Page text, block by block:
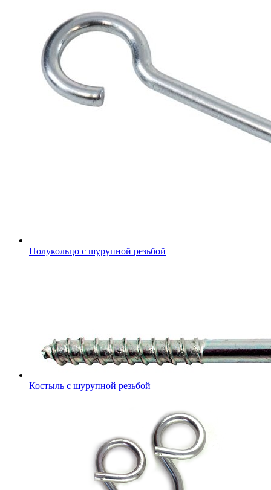
Полукольцо с шурупной резьбой
Костыль с шурупной резьбой